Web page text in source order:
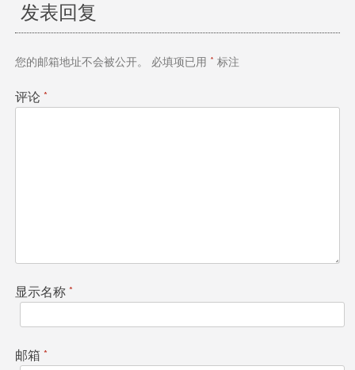
导
航
发表回复
您的邮箱地址不会被公开。 必填项已用 * 标注
评论 *
显示名称 *
邮箱 *